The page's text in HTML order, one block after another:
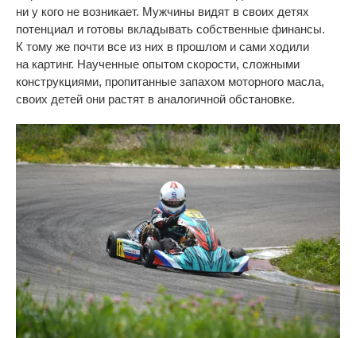
ни у кого не возникает. Мужчины видят в своих детях
потенциал и готовы вкладывать собственные финансы.
К тому же почти все из них в прошлом и сами ходили
на картинг. Наученные опытом скорости, сложными
конструкциями, пропитанные запахом моторного масла,
своих детей они растят в аналогичной обстановке.